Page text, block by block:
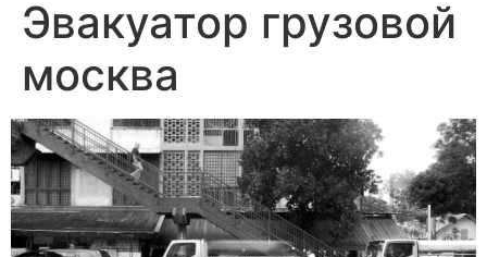
Эвакуатор грузовой
москва